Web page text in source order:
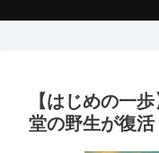
【はじめの一
堂の野生が復活